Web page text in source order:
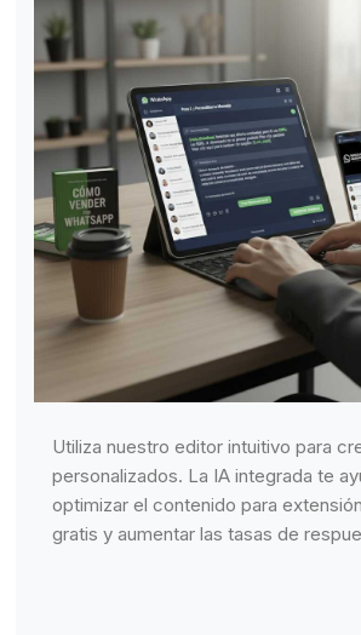
Utiliza nuestro editor intuitivo para
personalizados. La IA integrada te
optimizar el contenido para
gratis y aumentar las tasas de